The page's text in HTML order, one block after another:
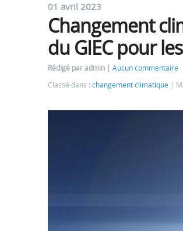
01 avril 2023
Changement
du GIEC pour
Rédigé par admin
Aucun commentaire
Classé dans : changement climatique